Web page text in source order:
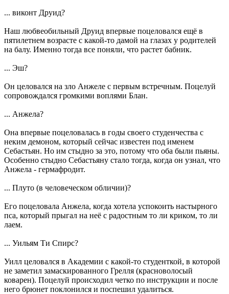
... виконт Друид?
Наш любвеобильный Друид впервые поцеловался ещё в
пятилетнем возрасте с какой-то дамой на глазах у родителей
на балу. Именно тогда все поняли, что растет бабник.
... Эш?
Он целовался на зло Анжеле с первым встречным. Поцелуй
сопровождался громкими воплями Блан.
... Анжела?
Она впервые поцеловалась в годы своего студенчества с
неким демоном, который сейчас известен под именем
Себастьян. Но им стыдно за это, потому что оба были пьяны.
Особенно стыдно Себастьяну стало тогда, когда он узнал, что
Анжела - гермафродит.
... Плуто (в человеческом обличии)?
Его поцеловала Анжела, когда хотела успокоить настырного
пса, который прыгал на неё с радостным то ли криком, то ли
лаем.
... Уильям Ти Спирс?
Уилл целовался в Академии с какой-то студенткой, в которой
не заметил замаскированного Грелля (красноволосый
коварен). Поцелуй происходил четко по инструкции и после
него брюнет поклонился и поспешил удалиться.